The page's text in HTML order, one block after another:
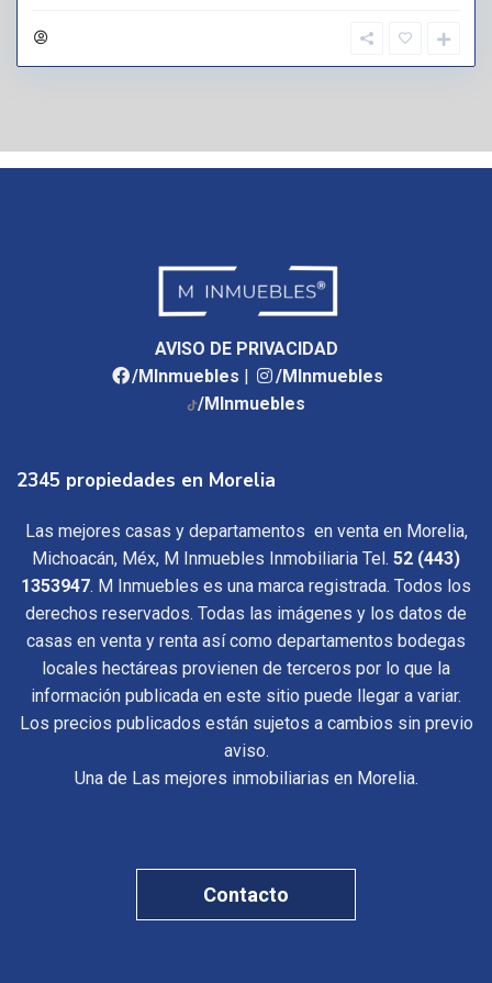
AVISO DE PRIVACIDAD
/MInmuebles
/MInmuebles
/MInmuebles
2345 propiedades en Morelia
Las mejores casas y departamentos en venta en Morelia,
Michoacán, Méx, M Inmuebles Inmobiliaria Tel. 52 (443)
1353947. M Inmuebles es una marca registrada. Todos los
derechos reservados. Todas las imágenes y los datos de
casas en venta y renta así como departamentos bodegas
locales hectáreas provienen de terceros por lo que la
información publicada en este sitio puede llegar a variar.
Los precios publicados están sujetos a cambios sin previo
aviso.
Una de Las mejores inmobiliarias en Morelia.